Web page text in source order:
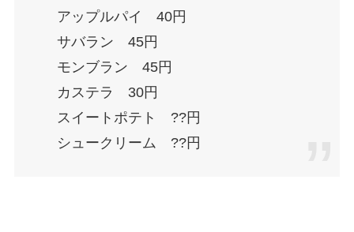
アップルパイ 40円
サバラン 45円
モンブラン 45円
カステラ 30円
スイートポテト ??円
シュークリーム ??円